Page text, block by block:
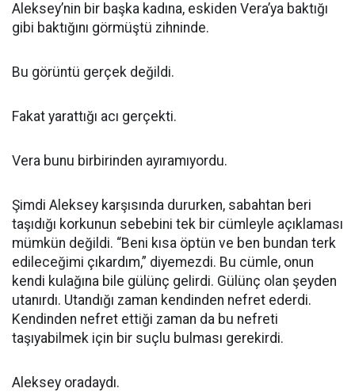
Aleksey’nin bir başka kadına, eskiden Vera’ya baktığı
gibi baktığını görmüştü zihninde.
Bu görüntü gerçek değildi.
Fakat yarattığı acı gerçekti.
Vera bunu birbirinden ayıramıyordu.
Şimdi Aleksey karşısında dururken, sabahtan beri
taşıdığı korkunun sebebini tek bir cümleyle açıklaması
mümkün değildi. “Beni kısa öptün ve ben bundan terk
edileceğimi çıkardım,” diyemezdi. Bu cümle, onun
kendi kulağına bile gülünç gelirdi. Gülünç olan şeyden
utanırdı. Utandığı zaman kendinden nefret ederdi.
Kendinden nefret ettiği zaman da bu nefreti
taşıyabilmek için bir suçlu bulması gerekirdi.
Aleksey oradaydı.